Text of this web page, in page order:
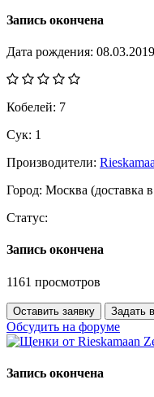
Запись окончена
Дата рождения: 08.03.2019
Кобелей: 7
Сук: 1
Производители:
Город: Москва (доставка
Статус:
Запись окончена
1161 просмотров
Оставить заявку Задать
Обсудить на форуме
Запись окончена